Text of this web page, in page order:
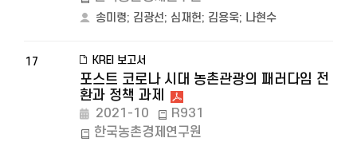
송미령; 김광선; 심재헌; 김용욱; 나현수
17 KREI 보고서
포스트 코로나 시대 농촌관광의 패러다임 전
환과 정책 과제
2021-10
R931
한국농촌경제연구원